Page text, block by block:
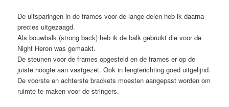
De uitsparingen in de frames voor de lange delen heb ik daarna
precies uitgezaagd.
Als bouwbalk (strong back) heb ik de balk gebruikt die voor de
Night Heron was gemaakt.
De steunen voor de frames opgesteld en de frames er op de
juiste hoogte aan vastgezet. Ook in lengterichting goed uitgelijnd.
De voorste en achterste brackets moesten aangepast worden om
ruimte te maken voor de stringers.